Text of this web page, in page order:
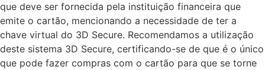
que deve ser fornecida pela instituição financeira que
emite o cartão, mencionando a necessidade de ter a
chave virtual do 3D Secure. Recomendamos a utilização
deste sistema 3D Secure, certificando-se de que é o único
que pode fazer compras com o cartão para que se torne